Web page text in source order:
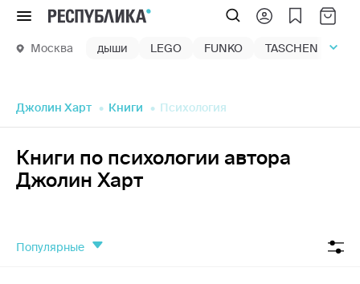
Меню
Москва дыши LEGO FUNKO TASCHEN
Джолин Харт Книги Психология
Книги по психологии автора
Джолин Харт
популярные